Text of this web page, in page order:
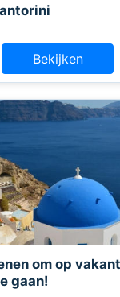
Bekijken
om op
gaan!